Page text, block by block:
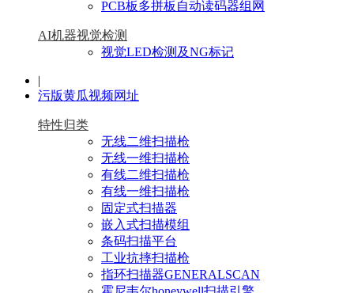
PCB板多拼板自动读码器组网
AI机器视觉检测
视觉LED检测及NG标记
|
污版黄瓜视频网址
特性归类
无线二维扫描枪
无线一维扫描枪
有线二维扫描枪
有线一维扫描枪
固定式扫描器
嵌入式扫描模组
条码扫描平台
工业抗摔扫描枪
指环扫描器GENERALSCAN